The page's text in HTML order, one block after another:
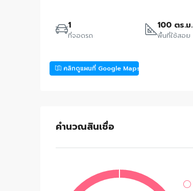
1
ที่จอดรถ
100 ตร.ม.
พื้นที่ใช้สอย
คลิกดูแผนที่ Google Maps
คำนวณสินเชื่อ